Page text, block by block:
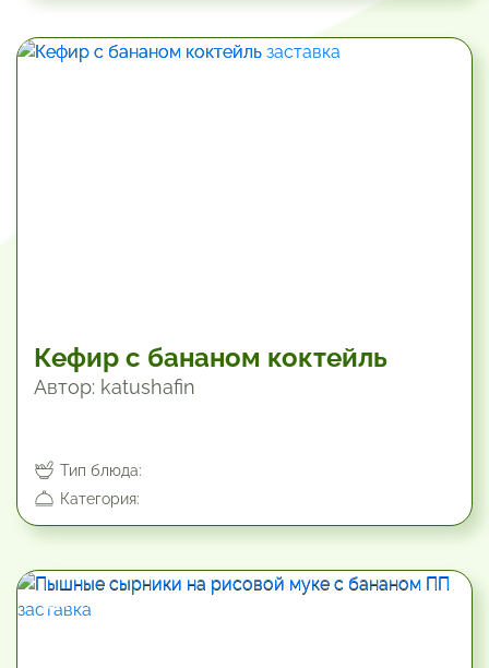
Кефир с бананом коктейль
Автор: katushafin
Тип блюда:
Категория: